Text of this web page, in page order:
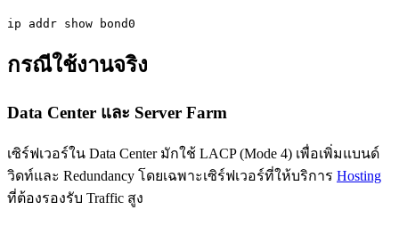
ip addr show bond0
กรณีใช้งานจริง
Data Center และ Server Farm
เซิร์ฟเวอร์ใน Data Center มักใช้ LACP (Mode 4) เพื่อเพิ่มแบนด์
วิดท์และ Redundancy โดยเฉพาะเซิร์ฟเวอร์ที่ให้บริการ Hosting
ที่ต้องรองรับ Traffic สูง